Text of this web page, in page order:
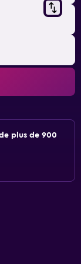
plus de 900